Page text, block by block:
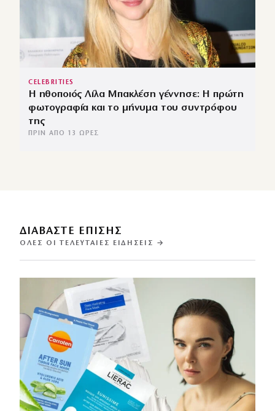
CELEBRITIES
Η ηθοποιός Λίλα Μπακλέση γέννησε: Η πρώτη
φωτογραφία και το μήνυμα του συντρόφου
της
ΠΡΙΝ ΑΠΌ 13 ΏΡΕΣ
ΔΙΑΒΑΣΤΕ ΕΠΙΣΗΣ
ΌΛΕΣ ΟΙ ΤΕΛΕΥΤΑΊΕΣ ΕΙΔΉΣΕΙΣ →